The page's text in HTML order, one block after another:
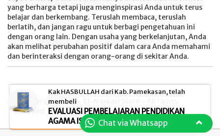
yang berharga tetapi juga menginspirasi Anda untuk terus
belajar dan berkembang. Teruslah membaca, teruslah
berlatih, dan jangan ragu untuk berbagi pengetahuan ini
dengan orang lain. Dengan usaha yang berkelanjutan, Anda
akan melihat perubahan positif dalam cara Anda memahami
dan berinteraksi dengan orang-orang di sekitar Anda.
© Copyright 2026 - El-Markazi Store - All rights
reserved.
Chat via Whatsapp
Kak HASBULLAH dari Kab. Pamekasan, telah
membeli
EVALUASI PEMBELAJARAN PENDIDIKAN
AGAMA ISLAM (PAI)